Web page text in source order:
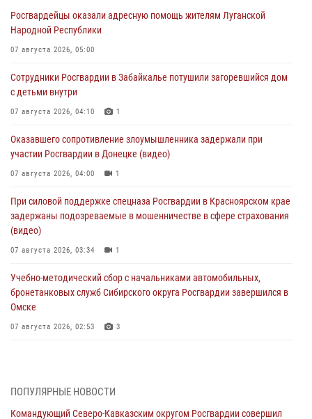
Росгвардейцы оказали адресную помощь жителям Луганской
Народной Республики
07 августа 2026, 05:00
Сотрудники Росгвардии в Забайкалье потушили загоревшийся дом
с детьми внутри
07 августа 2026, 04:10 1
Оказавшего сопротивление злоумышленника задержали при
участии Росгвардии в Донецке (видео)
07 августа 2026, 04:00 1
При силовой поддержке спецназа Росгвардии в Красноярском крае
задержаны подозреваемые в мошенничестве в сфере страхования
(видео)
07 августа 2026, 03:34 1
Учебно-методический сбор с начальниками автомобильных,
бронетанковых служб Сибирского округа Росгвардии завершился в
Омске
07 августа 2026, 02:53 3
ПОПУЛЯРНЫЕ НОВОСТИ
Командующий Северо-Кавказским округом Росгвардии совершил